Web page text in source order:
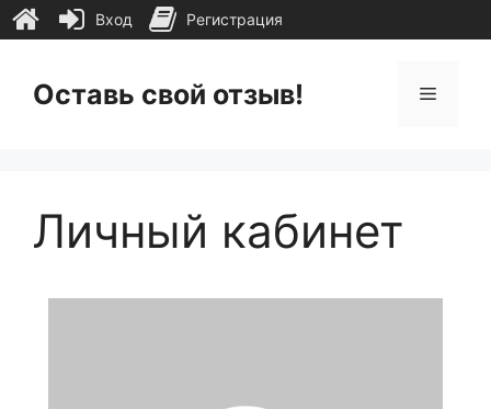
содержимому
Оставь свой отзыв! Меню
Личный кабинет
Вход Регистрация